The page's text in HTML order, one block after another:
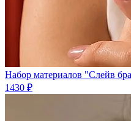
Набор материалов "Слейв
1430 ₽